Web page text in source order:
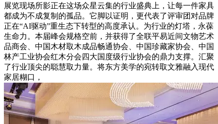
展览现场所影正在这场众星云集的行业盛典上，让每一件家具
都成为不成复制的孤品。它脚以证明，更代表了评审团对品牌
正在“AI驱动”重生态下转型的高度承认。为行业的灯塔，永葆
生命力。本届峰会规格空前，并获得了全联平易近间文物艺术
品商会、中国木材取木成品畅通协会、中国珍藏家协会、中国
林产工业协会红木分会四大国度级行业协会的鼎力支撑。汇聚
了行业顶尖的聪慧取力量。将东方美学的宛转取文雅融入现代
家居糊口，